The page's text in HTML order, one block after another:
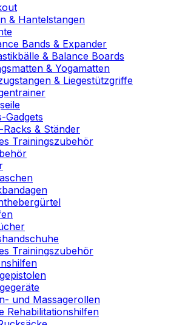
& Hantelstangen
Bands & Expander
& Balance Boards
& Yogamatten
& Liegestützgriffe
Gadgets
Racks & Ständer
Trainingszubehör
Trainingszubehör
und Massagerollen
Rehabilitationshilfen